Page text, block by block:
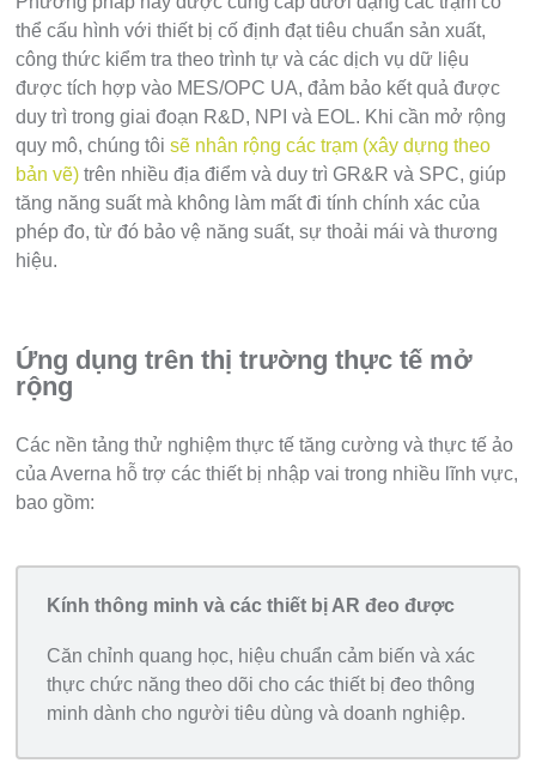
thể cấu hình với thiết bị cố định đạt tiêu chuẩn sản xuất,
công thức kiểm tra theo trình tự và các dịch vụ dữ liệu
được tích hợp vào MES/OPC UA, đảm bảo kết quả được
duy trì trong giai đoạn R&D, NPI và EOL. Khi cần mở rộng
quy mô, chúng tôisẽ nhân rộng các trạm (xây dựng theo
bản vẽ) trên nhiều địa điểm và duy trì GR&R và SPC, giúp
tăng năng suất mà không làm mất đi tính chính xác của
phép đo, từ đó bảo vệ năng suất, sự thoải mái và thương
hiệu.
Ứng dụng trên thị trường thực tế mở
rộng
Các nền tảng thử nghiệm thực tế tăng cường và thực tế ảo
của Averna hỗ trợ các thiết bị nhập vai trong nhiều lĩnh vực,
bao gồm:
Kính thông minh và các thiết bị AR đeo được
Căn chỉnh quang học, hiệu chuẩn cảm biến và xác
thực chức năng theo dõi cho các thiết bị đeo thông
minh dành cho người tiêu dùng và doanh nghiệp.